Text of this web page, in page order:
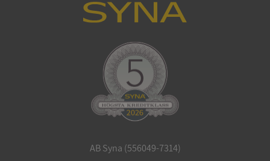
AB Syna (556049-7314)
CookieScriptConsent
CookieScript
.syna.se
Google LLC
www.google.com
ASP.NET_SessionId
Microsoft